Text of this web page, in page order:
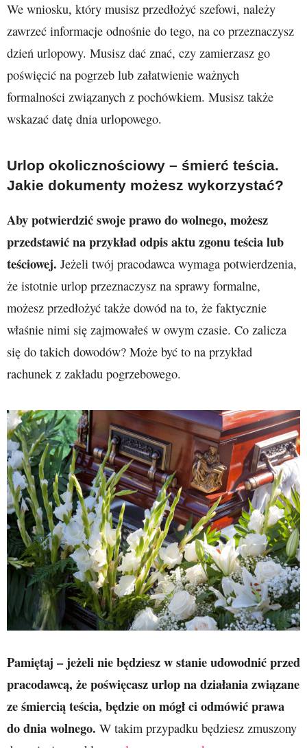
We wniosku, który musisz przedłożyć szefowi, należy
zawrzeć informacje odnośnie do tego, na co przeznaczysz
dzień urlopowy. Musisz dać znać, czy zamierzasz go
poświęcić na pogrzeb lub załatwienie ważnych
formalności związanych z pochówkiem. Musisz także
wskazać datę dnia urlopowego.
Urlop okolicznościowy – śmierć teścia.
Jakie dokumenty możesz wykorzystać?
Aby potwierdzić swoje prawo do wolnego, możesz
przedstawić na przykład odpis aktu zgonu teścia lub
teściowej. Jeżeli twój pracodawca wymaga potwierdzenia,
że istotnie urlop przeznaczysz na sprawy formalne,
możesz przedłożyć także dowód na to, że faktycznie
właśnie nimi się zajmowałeś w owym czasie. Co zalicza
się do takich dowodów? Może być to na przykład
rachunek z zakładu pogrzebowego.
Pamiętaj – jeżeli nie będziesz w stanie udowodnić przed
pracodawcą, że poświęcasz urlop na działania związane
ze śmiercią teścia, będzie on mógł ci odmówić prawa
do dnia wolnego. W takim przypadku będziesz zmuszony